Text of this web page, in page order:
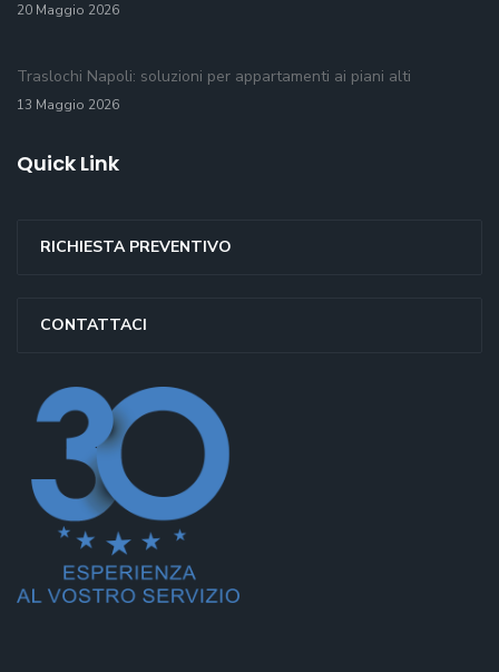
20 Maggio 2026
Traslochi Napoli: soluzioni per appartamenti ai piani alti
13 Maggio 2026
Quick Link
RICHIESTA PREVENTIVO
CONTATTACI